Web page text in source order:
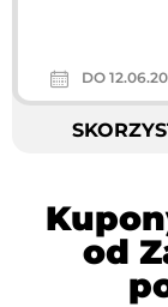
DO
od